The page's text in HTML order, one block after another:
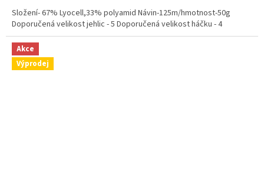
Složení- 67% Lyocell,33% polyamid Návin-125m/hmotnost-50g
Doporučená velikost jehlic - 5 Doporučená velikost háčku - 4
Akce
Výprodej